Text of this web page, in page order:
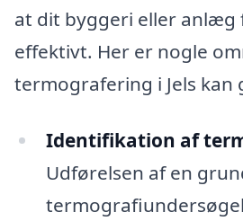
at dit byggeri eller anlæg
effektivt. Her er nogle
termografering i Jels kan
Identifikation af
Udførelsen af en